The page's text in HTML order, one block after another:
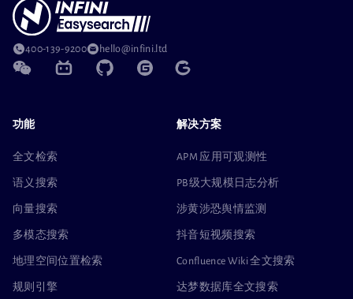
400-139-9200 hello@infini.ltd
功能
全文检索
语义搜索
向量搜索
多模态搜索
地理空间位置检索
规则引擎
解决方案
APM 应用可观测性
PB级大规模日志分析
涉黄涉恐舆情监测
抖音短视频搜索
Confluence Wiki 全文搜索
达梦数据库全文搜索